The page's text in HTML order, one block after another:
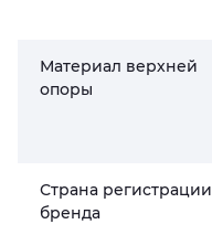
Материал верхней
опоры
Страна регистрации
бренда